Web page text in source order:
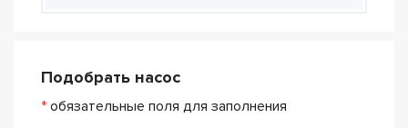
Подобрать насос
* обязательные поля для заполнения